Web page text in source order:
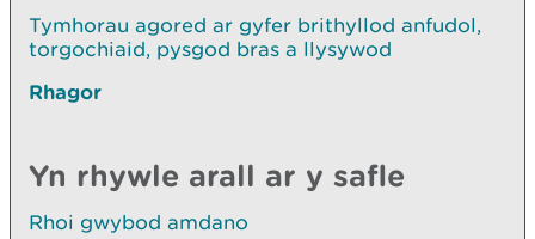
Tymhorau agored ar gyfer brithyllod anfudol,
torgochiaid, pysgod bras a llysywod
Rhagor
Yn rhywle arall ar y safle
Rhoi gwybod amdano